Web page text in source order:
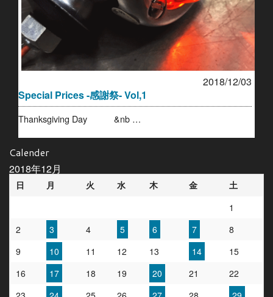
2018/12/03
Special Prices -感謝祭- Vol,1
Thanksgiving Day &nb …
Calender
2018年12月
日 月 火 水 木 金 土
1
2
3 4 5 6 7
8
9
10 11 12 13 14
15
16
17 18 19 20 21
22